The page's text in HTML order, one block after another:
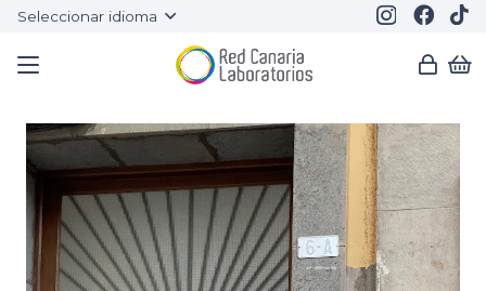
Seleccionar idioma